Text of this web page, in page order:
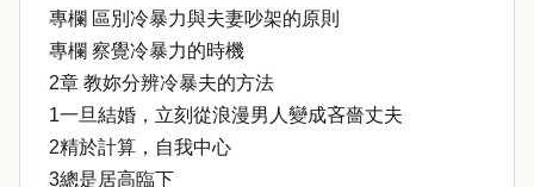
專欄 區別冷暴力與夫妻吵架的原則
專欄 察覺冷暴力的時機
2章 教妳分辨冷暴夫的方法
1一旦結婚，立刻從浪漫男人變成吝嗇丈夫
2精於計算，自我中心
3總是居高臨下